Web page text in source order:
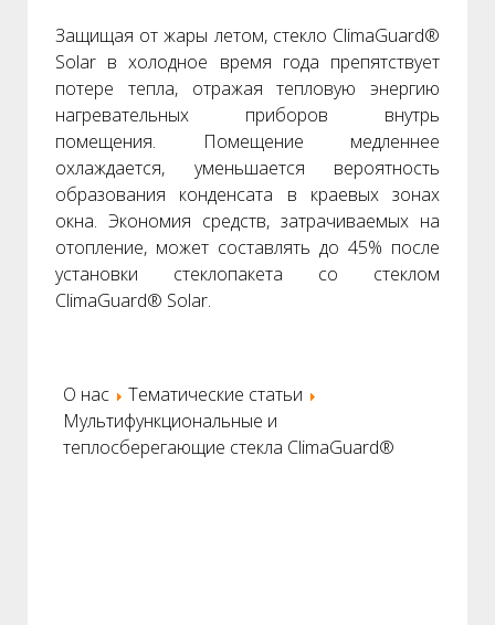
Защищая от жары летом, стекло ClimaGuard®
Solar в холодное время года препятствует
потере тепла, отражая тепловую энергию
нагревательных приборов внутрь
помещения. Помещение медленнее
охлаждается, уменьшается вероятность
образования конденсата в краевых зонах
окна. Экономия средств, затрачиваемых на
отопление, может составлять до 45% после
установки стеклопакета со стеклом
ClimaGuard® Solar.
О нас
Тематические статьи
Мультифункциональные и
теплосберегающие стекла ClimaGuard®